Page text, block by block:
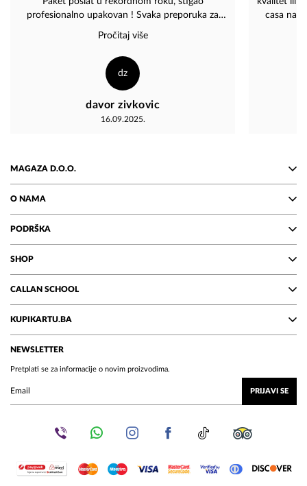
profesionalno upakovan ! Svaka preporuka za
Magazu!
Pročitaj više
dz
davor zivkovic
16.09.2025.
casa na mojoj
MAGAZA D.O.O.
O NAMA
PODRŠKA
SHOP
CALLAN SCHOOL
KUPIKARTU.BA
NEWSLETTER
Pretplati se za informacije o novim proizvodima.
PRIJAVI SE